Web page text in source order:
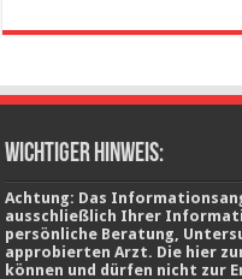
wichtiger Hinweis:
Achtung: Das
ausschließlich Ihrer
persönliche Beratung,
approbierten Arzt. Die hier
können und dürfen nicht zur